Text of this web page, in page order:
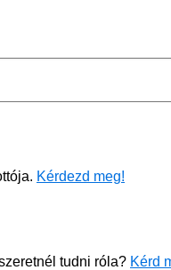
Kérdezd meg!
tudni róla? Kérd